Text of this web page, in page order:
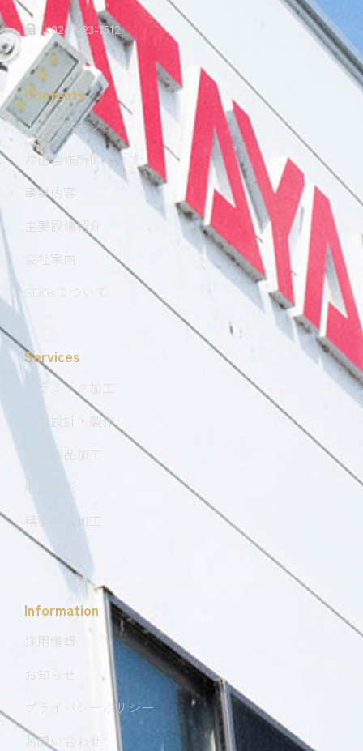
0240-23-7512
Contents
トップページ
片山製作所について
事業内容
主要設備紹介
会社案内
SDGsについて
Services
セラミック加工
金型設計・製作
量産部品加工
射出成形
精密部品加工
Information
採用情報
お知らせ
プライバシーポリシー
お問い合わせ